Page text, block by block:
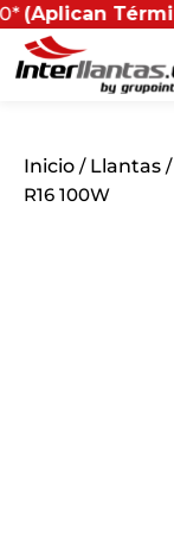
Términos y
Inicio / Llantas
R16 100W